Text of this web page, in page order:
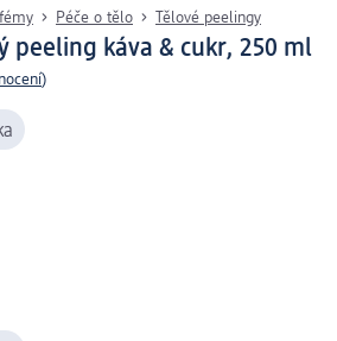
Péče o tělo Tělové peelingy
peeling káva & cukr, 250 ml
)